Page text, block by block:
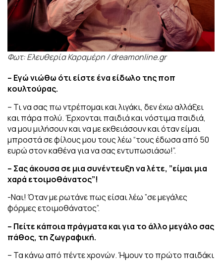
Φωτ: Ελευθερία Καραμέρη / dreamonline.gr
– Εγώ νιώθω ότι είστε ένα είδωλο της ποπ
κουλτούρας.
– Τι να σας πω ντρέπομαι και λιγάκι, δεν έχω αλλάξει
και πάρα πολύ. Έρχονται παιδιά και νόστιμα παιδιά,
να μου μιλήσουν και να με εκθειάσουν και όταν είμαι
μπροστά σε φίλους μου τους λέω “τους έδωσα από 50
ευρώ στον καθένα για να σας εντυπωσιάσω!”.
– Σας άκουσα σε μια συνέντευξη να λέτε, ”είμαι μια
χαρά ετοιμοθάνατος”!
-Ναι! Όταν με ρωτάνε πως είσαι λέω ”σε μεγάλες
φόρμες ετοιμοθάνατος”.
– Πείτε κάποια πράγματα και για το άλλο μεγάλο σας
πάθος, τη ζωγραφική.
– Τα κάνω από πέντε χρονών. Ήμουν το πρώτο παιδάκι